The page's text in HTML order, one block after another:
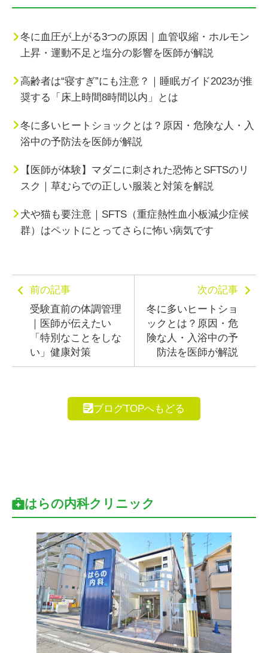
冬に血圧が上がる3つの原因｜血管収縮・ホルモン
上昇・運動不足と塩分の影響を医師が解説
高齢者は“寝すぎ”にも注意？｜睡眠ガイド2023が推
奨する「床上時間8時間以内」とは
冬に多いヒートショックとは？原因・危険な人・入
浴中の予防法を医師が解説
【医師が体験】マダニに刺された恐怖とSFTSのリ
スク｜草むらでの正しい服装と対策を解説
犬や猫も要注意｜SFTS（重症熱性血小板減少症候
群）はペットにとってさらに怖い病気です
前の記事
受験直前の体調管理
｜医師が伝えたい
「特別なことをしな
い」健康対策
次の記事
冬に多いヒートショ
ックとは？原因・危
険な人・入浴中の予
防法を医師が解説
ブログTOPへもどる
はらの内科クリニック